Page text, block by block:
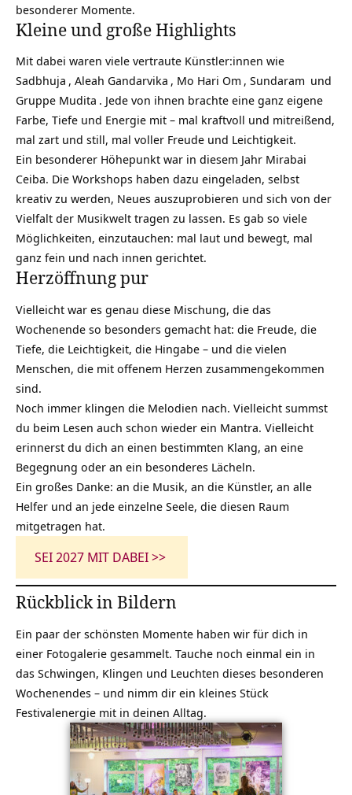
besonderer Momente.
Kleine und große Highlights
Mit dabei waren viele vertraute Künstler:innen wie
Sadbhuja , Aleah Gandarvika , Mo Hari Om , Sundaram und
Gruppe Mudita . Jede von ihnen brachte eine ganz eigene
Farbe, Tiefe und Energie mit – mal kraftvoll und mitreißend,
mal zart und still, mal voller Freude und Leichtigkeit.
Ein besonderer Höhepunkt war in diesem Jahr Mirabai
Ceiba. Die Workshops haben dazu eingeladen, selbst
kreativ zu werden, Neues auszuprobieren und sich von der
Vielfalt der Musikwelt tragen zu lassen. Es gab so viele
Möglichkeiten, einzutauchen: mal laut und bewegt, mal
ganz fein und nach innen gerichtet.
Herzöffnung pur
Vielleicht war es genau diese Mischung, die das
Wochenende so besonders gemacht hat: die Freude, die
Tiefe, die Leichtigkeit, die Hingabe – und die vielen
Menschen, die mit offenem Herzen zusammengekommen
sind.
Noch immer klingen die Melodien nach. Vielleicht summst
du beim Lesen auch schon wieder ein Mantra. Vielleicht
erinnerst du dich an einen bestimmten Klang, an eine
Begegnung oder an ein besonderes Lächeln.
Ein großes Danke: an die Musik, an die Künstler, an alle
Helfer und an jede einzelne Seele, die diesen Raum
mitgetragen hat.
SEI 2027 MIT DABEI >>
Rückblick in Bildern
Ein paar der schönsten Momente haben wir für dich in
einer Fotogalerie gesammelt. Tauche noch einmal ein in
das Schwingen, Klingen und Leuchten dieses besonderen
Wochenendes – und nimm dir ein kleines Stück
Festivalenergie mit in deinen Alltag.